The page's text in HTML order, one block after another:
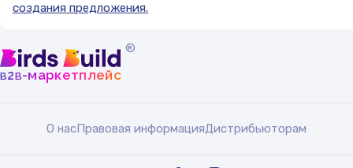
создания предложения.
®
b2b-маркетплейс
О насПравовая информацияДистрибьюторам